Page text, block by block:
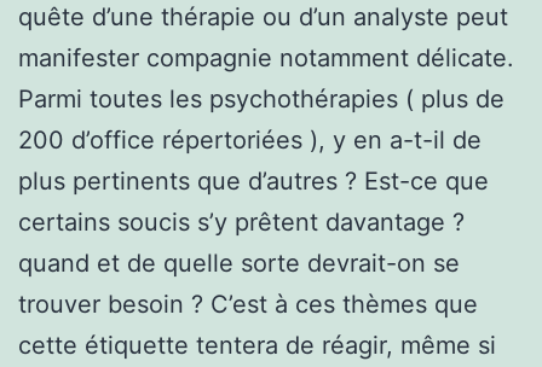
quête d’une thérapie ou d’un analyste peut
manifester compagnie notamment délicate.
Parmi toutes les psychothérapies ( plus de
200 d’office répertoriées ), y en a-t-il de
plus pertinents que d’autres ? Est-ce que
certains soucis s’y prêtent davantage ?
quand et de quelle sorte devrait-on se
trouver besoin ? C’est à ces thèmes que
cette étiquette tentera de réagir, même si